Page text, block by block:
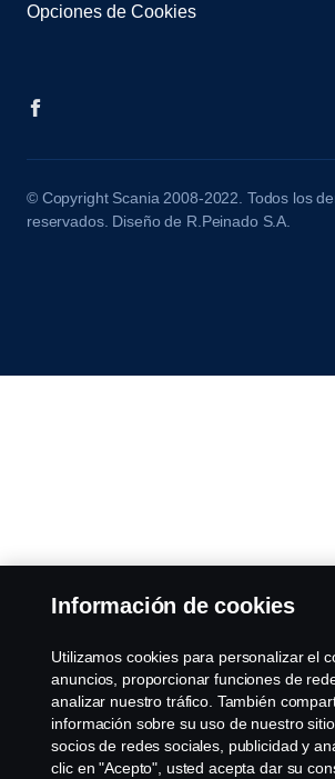
Opciones de Cookies
© Copyright Scania 2008-2022. Todos los
reservados. Diseño de R.Peinado S.A.
Información de cookies
Utilizamos cookies para personalizar el
anuncios, proporcionar funciones de
analizar nuestro tráfico. También
información sobre su uso de nuestro
socios de redes sociales, publicidad y
clic en "Acepto", usted acepta dar su